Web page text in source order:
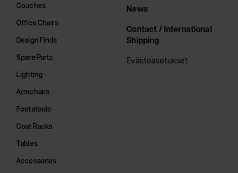
Couches
Office Chairs
Design Finds
Spare Parts
Lighting
Armchairs
Footstools
Coat Racks
Tables
Accessories
News
Contact / International
Shipping
Evästeasetukset